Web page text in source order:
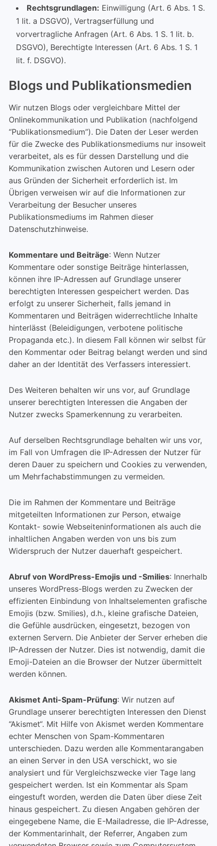
Rechtsgrundlagen: Einwilligung (Art. 6 Abs. 1 S.
1 lit. a DSGVO), Vertragserfüllung und
vorvertragliche Anfragen (Art. 6 Abs. 1 S. 1 lit. b.
DSGVO), Berechtigte Interessen (Art. 6 Abs. 1 S. 1
lit. f. DSGVO).
Blogs und Publikationsmedien
Wir nutzen Blogs oder vergleichbare Mittel der
Onlinekommunikation und Publikation (nachfolgend
“Publikationsmedium”). Die Daten der Leser werden
für die Zwecke des Publikationsmediums nur insoweit
verarbeitet, als es für dessen Darstellung und die
Kommunikation zwischen Autoren und Lesern oder
aus Gründen der Sicherheit erforderlich ist. Im
Übrigen verweisen wir auf die Informationen zur
Verarbeitung der Besucher unseres
Publikationsmediums im Rahmen dieser
Datenschutzhinweise.
Kommentare und Beiträge: Wenn Nutzer
Kommentare oder sonstige Beiträge hinterlassen,
können ihre IP-Adressen auf Grundlage unserer
berechtigten Interessen gespeichert werden. Das
erfolgt zu unserer Sicherheit, falls jemand in
Kommentaren und Beiträgen widerrechtliche Inhalte
hinterlässt (Beleidigungen, verbotene politische
Propaganda etc.). In diesem Fall können wir selbst für
den Kommentar oder Beitrag belangt werden und sind
daher an der Identität des Verfassers interessiert.
Des Weiteren behalten wir uns vor, auf Grundlage
unserer berechtigten Interessen die Angaben der
Nutzer zwecks Spamerkennung zu verarbeiten.
Auf derselben Rechtsgrundlage behalten wir uns vor,
im Fall von Umfragen die IP-Adressen der Nutzer für
deren Dauer zu speichern und Cookies zu verwenden,
um Mehrfachabstimmungen zu vermeiden.
Die im Rahmen der Kommentare und Beiträge
mitgeteilten Informationen zur Person, etwaige
Kontakt- sowie Webseiteninformationen als auch die
inhaltlichen Angaben werden von uns bis zum
Widerspruch der Nutzer dauerhaft gespeichert.
Abruf von WordPress-Emojis und -Smilies: Innerhalb
unseres WordPress-Blogs werden zu Zwecken der
effizienten Einbindung von Inhaltselementen grafische
Emojis (bzw. Smilies), d.h., kleine grafische Dateien,
die Gefühle ausdrücken, eingesetzt, bezogen von
externen Servern. Die Anbieter der Server erheben die
IP-Adressen der Nutzer. Dies ist notwendig, damit die
Emoji-Dateien an die Browser der Nutzer übermittelt
werden können.
Akismet Anti-Spam-Prüfung: Wir nutzen auf
Grundlage unserer berechtigten Interessen den Dienst
“Akismet“. Mit Hilfe von Akismet werden Kommentare
echter Menschen von Spam-Kommentaren
unterschieden. Dazu werden alle Kommentarangaben
an einen Server in den USA verschickt, wo sie
analysiert und für Vergleichszwecke vier Tage lang
gespeichert werden. Ist ein Kommentar als Spam
eingestuft worden, werden die Daten über diese Zeit
hinaus gespeichert. Zu diesen Angaben gehören der
eingegebene Name, die E-Mailadresse, die IP-Adresse,
der Kommentarinhalt, der Referrer, Angaben zum